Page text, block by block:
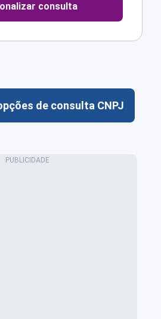
consulta
de consulta CNPJ